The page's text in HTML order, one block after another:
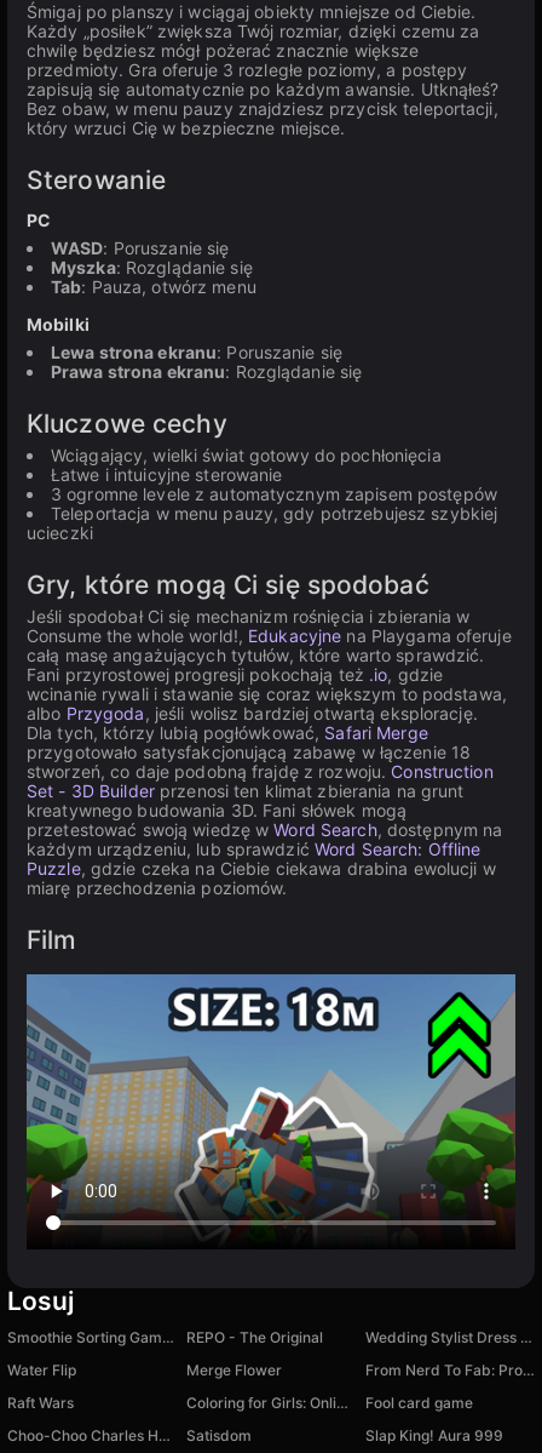
Śmigaj po planszy i wciągaj obiekty mniejsze od Ciebie.
Każdy „posiłek” zwiększa Twój rozmiar, dzięki czemu za
chwilę będziesz mógł pożerać znacznie większe
przedmioty. Gra oferuje 3 rozległe poziomy, a postępy
zapisują się automatycznie po każdym awansie. Utknąłeś?
Bez obaw, w menu pauzy znajdziesz przycisk teleportacji,
który wrzuci Cię w bezpieczne miejsce.
Sterowanie
PC
WASD: Poruszanie się
Myszka: Rozglądanie się
Tab: Pauza, otwórz menu
Mobilki
Lewa strona ekranu: Poruszanie się
Prawa strona ekranu: Rozglądanie się
Kluczowe cechy
Wciągający, wielki świat gotowy do pochłonięcia
Łatwe i intuicyjne sterowanie
3 ogromne levele z automatycznym zapisem postępów
Teleportacja w menu pauzy, gdy potrzebujesz szybkiej
ucieczki
Gry, które mogą Ci się spodobać
Jeśli spodobał Ci się mechanizm rośnięcia i zbierania w
Consume the whole world!, Edukacyjne na Playgama oferuje
całą masę angażujących tytułów, które warto sprawdzić.
Fani przyrostowej progresji pokochają też .io, gdzie
wcinanie rywali i stawanie się coraz większym to podstawa,
albo Przygoda, jeśli wolisz bardziej otwartą eksplorację.
Dla tych, którzy lubią pogłówkować, Safari Merge
przygotowało satysfakcjonującą zabawę w łączenie 18
stworzeń, co daje podobną frajdę z rozwoju. Construction
Set - 3D Builderprzenosi ten klimat zbierania na grunt
kreatywnego budowania 3D. Fani słówek mogą
przetestować swoją wiedzę wWord Search, dostępnym na
każdym urządzeniu, lub sprawdzić Word Search: Offline
Puzzle, gdzie czeka na Ciebie ciekawa drabina ewolucji w
miarę przechodzenia poziomów.
Film
Losuj
Smoothie Sorting Game – Color Puzzle Challenge REPO - The Original
Wedding Stylist Dress Up Games
Water Flip
Merge Flower
From Nerd To Fab: Prom Edition
Raft Wars
Coloring for Girls: Online game
Fool card game
Choo-Choo Charles Horror Train
Satisdom
Slap King! Aura 999